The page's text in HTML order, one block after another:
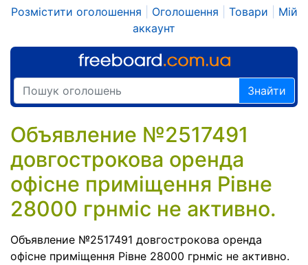
Розмістити оголошення Оголошення Товари
Мій
аккаунт
Знайти
Объявление №2517491
довгострокова оренда
офісне приміщення Рівне
28000 грнміс не активно.
Объявление №2517491 довгострокова оренда
офісне приміщення Рівне 28000 грнміс не активно.